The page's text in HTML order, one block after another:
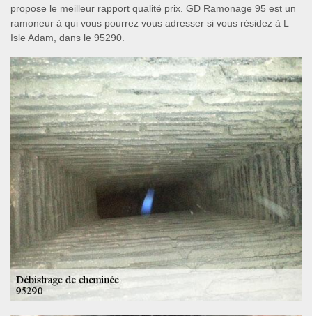
propose le meilleur rapport qualité prix. GD Ramonage 95 est un
ramoneur à qui vous pourrez vous adresser si vous résidez à L
Isle Adam, dans le 95290.